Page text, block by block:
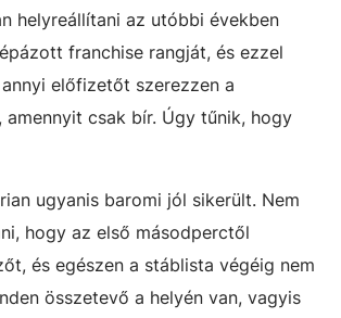
helyreállítani az utóbbi években
franchise rangját, és ezzel
előfizetőt szerezzen a
amennyit csak bír. Úgy tűnik, hogy
ugyanis baromi jól sikerült. Nem
hogy az első másodperctől
és egészen a stáblista végéig nem
összetevő a helyén van, vagyis